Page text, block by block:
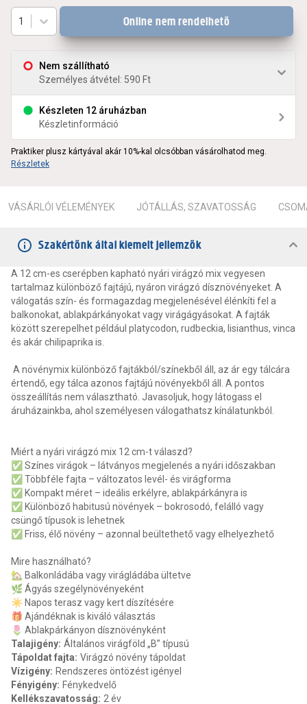
Nem szállítható
Személyes átvétel: 590 Ft
Készleten 12 áruházban
Készletinformáció
1 Online nem rendelhető
Praktiker plusz kártyával akár 10%-kal olcsóbban vásárolhatod meg.
Részletek
VÁSÁRLÓI VÉLEMÉNYEK JÓTÁLLÁS, SZAVATOSSÁG
Szakértőnk által kiemelt jellemzők
A 12 cm-es cserépben kapható nyári virágzó mix vegyesen
tartalmaz különböző fajtájú, nyáron virágzó dísznövényeket. A
válogatás szín- és formagazdag megjelenésével élénkíti fel a
balkonokat, ablakpárkányokat vagy virágágyásokat. A fajták
között szerepelhet például platycodon, rudbeckia, lisianthus, vinca
és akár chilipaprika is.
A növénymix különböző fajtákból/színekből áll, az ár egy tálcára
értendő, egy tálca azonos fajtájú növényekből áll. A pontos
összeállítás nem választható. Javasoljuk, hogy látogass el
áruházainkba, ahol személyesen válogathatsz kínálatunkból.
Miért a nyári virágzó mix 12 cm-t válaszd?
✅ Színes virágok – látványos megjelenés a nyári időszakban
✅ Többféle fajta – változatos levél- és virágforma
✅ Kompakt méret – ideális erkélyre, ablakpárkányra is
✅ Különböző habitusú növények – bokrosodó, felálló vagy
csüngő típusok is lehetnek
✅ Friss, élő növény – azonnal beültethető vagy elhelyezhető
Mire használható?
🏡 Balkonládába vagy virágládába ültetve
🌿 Ágyás szegélynövényeként
☀️ Napos terasz vagy kert díszítésére
🎁 Ajándéknak is kiváló választás
🌷 Ablakpárkányon dísznövényként
Talajigény: Általános virágföld „B” típusú
Tápoldat fajta: Virágzó növény tápoldat
Vízigény: Rendszeres öntözést igényel
Fényigény: Fénykedvelő
Kellékszavatosság: 2 év